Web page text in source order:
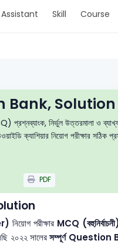
Skill Course
Bank, Solution
নির্ভুল উত্তরমালা ও
ক্যাশিয়ার নিয়োগ পরীক্ষার সঠিক
PDF
নিয়োগ পরীক্ষার MCQ
২০২২ সালেরসম্পূর্ণ Question